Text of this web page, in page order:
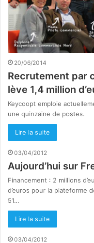
20/06/2014
Recrutement par
lève 1,4 million
Keycoopt emploie
une quinzaine de postes.
Lire la suite
03/04/2012
Aujourd’hui sur
Financement : 2 millions
d’euros pour la plateforme
51…
Lire la suite
03/04/2012